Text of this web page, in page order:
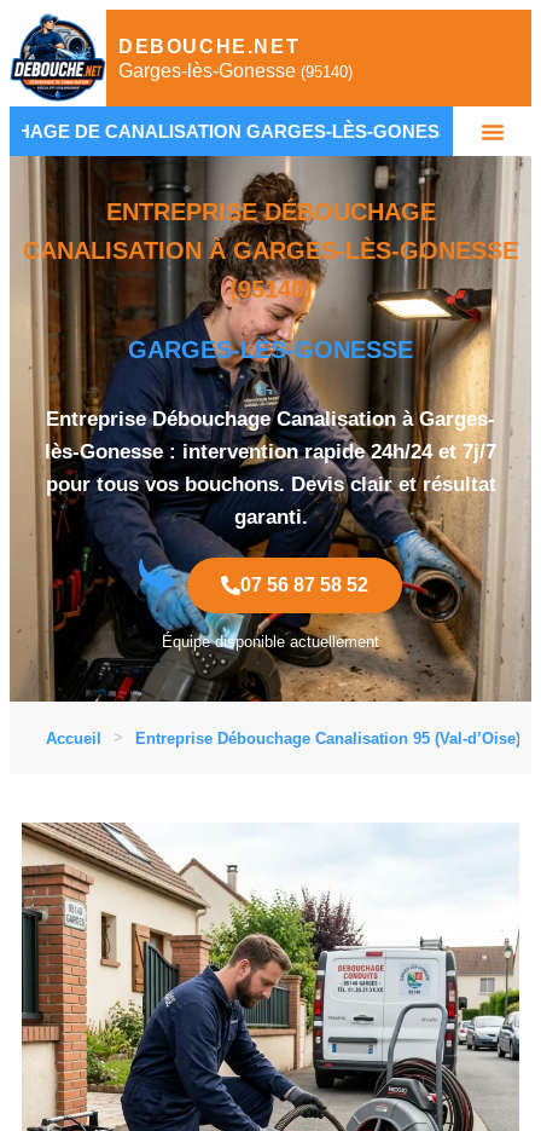
DEBOUCHE.NET
Garges-lès-Gonesse (95140)
GARGES-LÈS-GONESSE • PLOMBIER
ENTREPRISE DÉBOUCHAGE
CANALISATION À GARGES-LÈS-GONESSE
(95140)
GARGES-LÈS-GONESSE
Entreprise Débouchage Canalisation à Garges-
lès-Gonesse : intervention rapide 24h/24 et 7j/7
pour tous vos bouchons. Devis clair et résultat
garanti.
07 56 87 58 52
Équipe disponible actuellement
Accueil Entreprise Débouchage Canalisation 95 (Val-d’Oise)